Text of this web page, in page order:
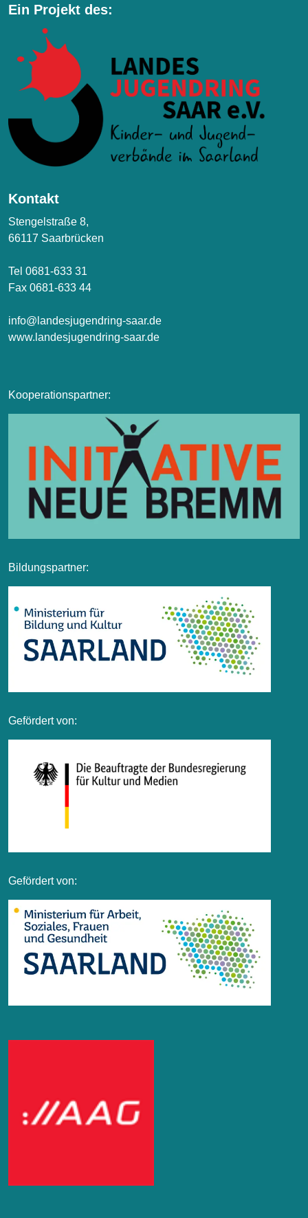
Ein Projekt des:
Kontakt
Stengelstraße 8,
66117 Saarbrücken
Tel 0681-633 31
Fax 0681-633 44
info@landesjugendring-saar.de
www.landesjugendring-saar.de
Kooperationspartner:
Bildungspartner:
Gefördert von:
Gefördert von: